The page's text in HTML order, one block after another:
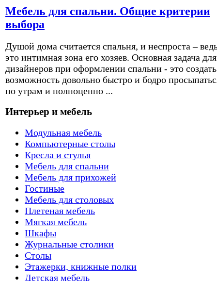
Мебель для спальни. Общие критерии
выбора
Душой дома считается спальня, и неспроста –
это интимная зона его хозяев. Основная задача для
дизайнеров при оформлении спальни - это создать
возможность довольно быстро и бодро
по утрам и полноценно ...
Интерьер и мебель
Модульная мебель
Компьютерные столы
Кресла и стулья
Мебель для спальни
Мебель для прихожей
Гостиные
Мебель для столовых
Плетеная мебель
Мягкая мебель
Шкафы
Журнальные столики
Столы
Этажерки, книжные полки
Детская мебель